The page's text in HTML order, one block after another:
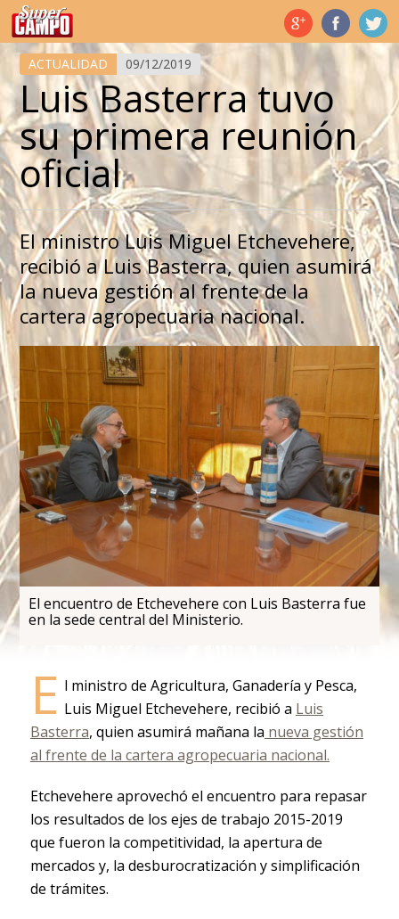
Temas de hoy
ACTUALIDAD 09/12/2019
Luis Basterra tuvo
su primera reunión
oficial
El ministro Luis Miguel Etchevehere,
recibió a Luis Basterra, quien asumirá
la nueva gestión al frente de la
cartera agropecuaria nacional.
El encuentro de Etchevehere con Luis Basterra fue
en la sede central del Ministerio.
E l ministro de Agricultura, Ganadería y Pesca,
Luis Miguel Etchevehere, recibió a Luis
Basterra, quien asumirá mañana la nueva gestión
al frente de la cartera agropecuaria nacional.
Etchevehere aprovechó el encuentro para repasar
los resultados de los ejes de trabajo 2015-2019
que fueron la competitividad, la apertura de
mercados y, la desburocratización y simplificación
de trámites.